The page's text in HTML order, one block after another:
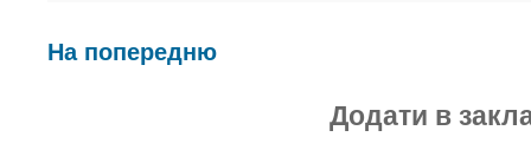
На попередню
Додати в